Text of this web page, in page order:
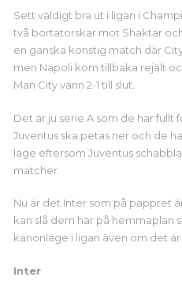
Sett väldigt bra ut i ligan i
två bortatorskar mot Shaktar
en ganska konstig match där
men Napoli kom tillbaka rejält
Man City vann 2-1 till slut.
Det är ju serie A som de har fullt
Juventus ska petas ner och de
läge eftersom Juventus
matcher.
Nu är det Inter som på pappret
kan slå dem här på hemmaplan
kanonläge i ligan även om det
Inter